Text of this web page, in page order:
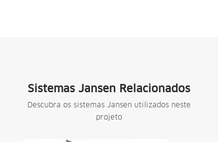
Sistemas Jansen Relacionados
Descubra os sistemas Jansen utilizados neste
projeto